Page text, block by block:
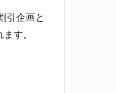
引企画と
す。